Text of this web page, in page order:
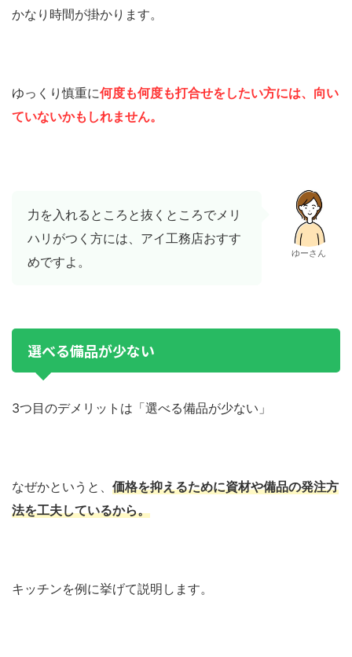
かなり時間が掛かります。
ゆっくり慎重に何度も何度も打合せをしたい方には、向い
ていないかもしれません。
力を入れるところと抜くところでメリ
ハリがつく方には、アイ工務店おすす
めですよ。
ゆーさん
選べる備品が少ない
3つ目のデメリットは「選べる備品が少ない」
なぜかというと、 価格を抑えるために資材や備品の発注方
法を工夫しているから。
キッチンを例に挙げて説明します。